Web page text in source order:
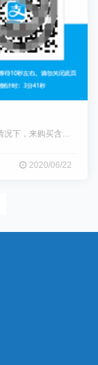
zblog免登录购买插件，可以使网站访客在不登录的情况下，来购买含有付
2020/06/22